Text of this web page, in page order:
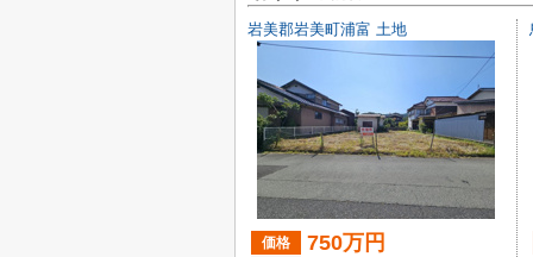
岩美郡岩美町浦富 土地
価格 750万円